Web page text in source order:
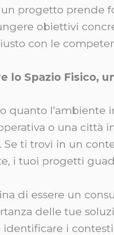
progetto prende
obiettivi
con le
lo Spazio Fisico,
quanto
o una città
Se ti trovi in un
i tuoi progetti
di essere un
delle tue
identificare i